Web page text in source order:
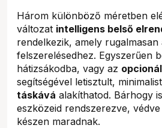
Három különböző méretben
változat intelligens belső
rendelkezik, amely
felszerelésedhez. Egyszerűen
hátizsákodba, vagy az
segítségével letisztult,
táskává alakíthatod. Bárhogy
eszközeid rendszerezve,
készen maradnak.